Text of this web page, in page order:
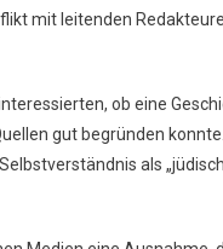
mit leitenden
ob eine
gut begründen
als